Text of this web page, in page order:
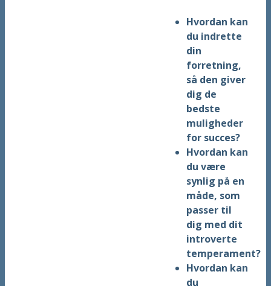
Hvordan kan
du indrette
din
forretning,
så den giver
dig de
bedste
muligheder
for succes?
Hvordan kan
du være
synlig på en
måde, som
passer til
dig med dit
introverte
temperament?
Hvordan kan
du